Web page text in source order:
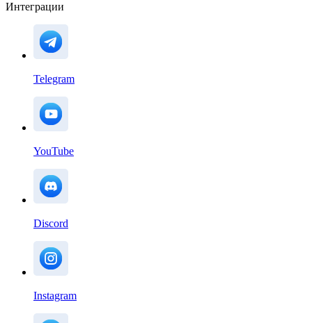
Интеграции
Telegram
YouTube
Discord
Instagram